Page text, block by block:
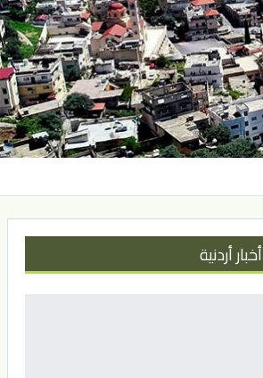
أخبار أردنية